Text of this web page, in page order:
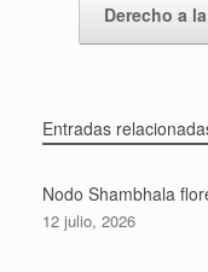
Derecho a
Entradas
Nodo Shambhala
12 julio, 2026